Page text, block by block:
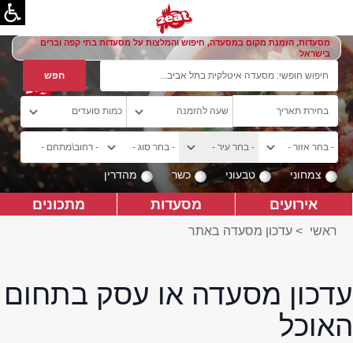
מסעדות, הזמנת מקום במסעדה, חיפוש והמלצות על מסעדות בתי קפה וברים
בישראל
צמחוני טבעוני כשר מהדרין
אירועים מסעדות מתכונים
ראשי > עדכון מסעדה באתר
עדכון מסעדה או עסק בתחום
האוכל